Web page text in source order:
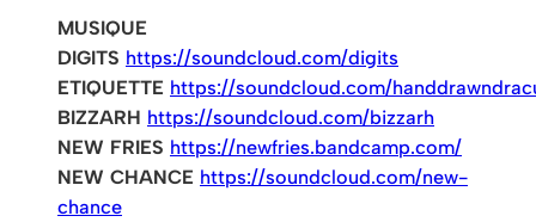
MUSIQUE
DIGITS https://soundcloud.com/digits
ETIQUETTE https://soundcloud.com/
BIZZARH https://soundcloud.com/bizzarh
NEW FRIES https://newfries.bandcamp.com/
NEW CHANCE https://soundcloud.com/new-
chance